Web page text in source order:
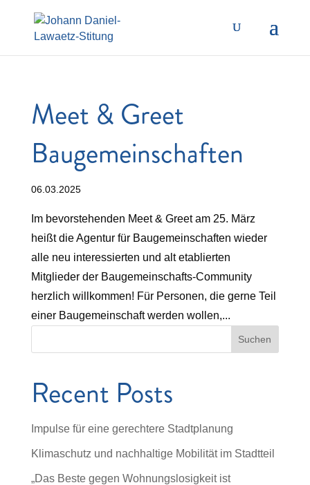
Meet & Greet
Baugemeinschaften
06.03.2025
Im bevorstehenden Meet & Greet am 25. März
heißt die Agentur für Baugemeinschaften wieder
alle neu interessierten und alt etablierten
Mitglieder der Baugemeinschafts-Community
herzlich willkommen! Für Personen, die gerne Teil
einer Baugemeinschaft werden wollen,...
Suchen
Recent Posts
Impulse für eine gerechtere Stadtplanung
Klimaschutz und nachhaltige Mobilität im Stadtteil
„Das Beste gegen Wohnungslosigkeit ist